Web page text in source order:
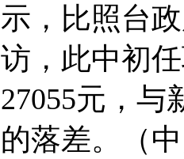
，比照台
，此中初
元，与
落差。（